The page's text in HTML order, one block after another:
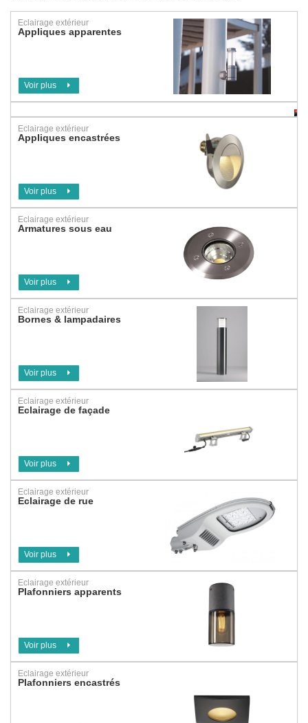
Eclairage extérieur
Appliques apparentes
Voir plus
Eclairage extérieur
Appliques encastrées
Voir plus
Eclairage extérieur
Armatures sous eau
Voir plus
Eclairage extérieur
Bornes & lampadaires
Voir plus
Eclairage extérieur
Eclairage de façade
Voir plus
Eclairage extérieur
Eclairage de rue
Voir plus
Eclairage extérieur
Plafonniers apparents
Voir plus
Eclairage extérieur
Plafonniers encastrés